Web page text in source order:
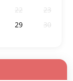
22
23
29
30